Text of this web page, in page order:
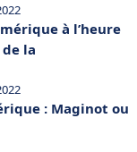
à l’heure
la
: Maginot ou